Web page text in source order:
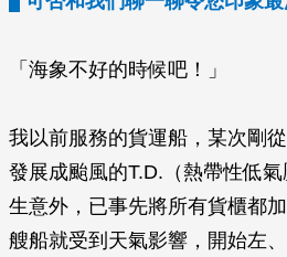
「海象不好的時候吧！」
我以前服務的貨運船，某次剛
發展成颱風的T.D.（熱帶性低
生意外，已事先將所有貨櫃都
艘船就受到天氣影響，開始左